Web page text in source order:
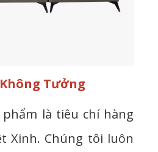
Tưởng
là tiêu chí hàng
Xinh. Chúng tôi luôn